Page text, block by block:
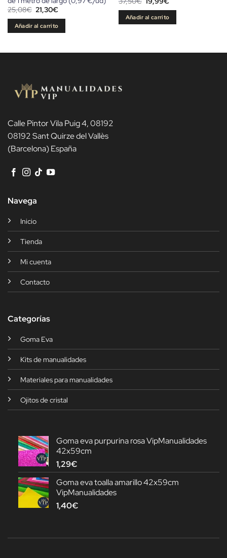
25,08€ El
precio
original
era:
25,08€.
21,30€El
es:
21,30€.
Añadir al carrito
precio
original
era:
37,50€.
es:
19,99€.
Añadir al carrito
Calle Pintor Vila Puig 4, 08192
08192 Sant Quirze del Vallès
(Barcelona) España
Navega
Inicio
Tienda
Mi cuenta
Contacto
Categorías
Goma Eva
Kits de manualidades
Materiales para manualidades
Ojitos de cristal
Goma eva purpurina rosa VipManualidades
42x59cm
1,29€
Goma eva toalla amarillo 42x59cm
VipManualidades
1,40€